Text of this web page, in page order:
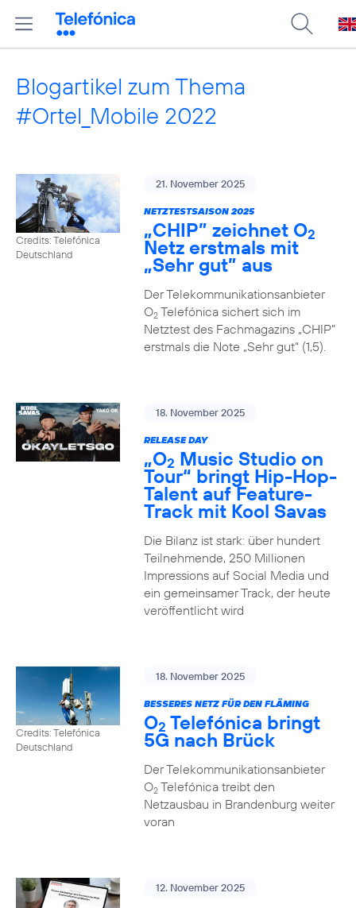
Blogartikel zum Thema
#Ortel_Mobile 2022
Credits: Telefónica
Deutschland
21. November 2025
NETZTESTSAISON 2025
„CHIP” zeichnet O2
Netz erstmals mit
„Sehr gut” aus
Der Telekommunikationsanbieter
O2Telefónica sichert sich im
Netztest des Fachmagazins „CHIP”
erstmals die Note „Sehr gut“ (1,5).
18. November 2025
RELEASE DAY
„O2 Music Studio on
Tour“ bringt Hip-Hop-
Talent auf Feature-
Track mit Kool Savas
Die Bilanz ist stark: über hundert
Teilnehmende, 250 Millionen
Impressions auf Social Media und
ein gemeinsamer Track, der heute
veröffentlicht wird
Credits: Telefónica
Deutschland
18. November 2025
BESSERES NETZ FÜR DEN FLÄMING
O2 Telefónica bringt
5G nach Brück
Der Telekommunikationsanbieter
O2Telefónica treibt den
Netzausbau in Brandenburg weiter
voran
12. November 2025